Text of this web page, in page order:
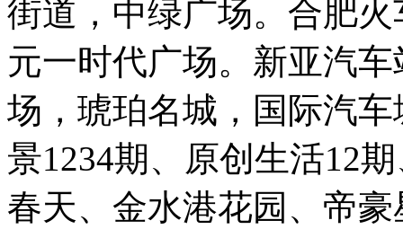
街道，中绿广场。合肥
元一时代广场。新亚汽
场，琥珀名城，国际汽
景1234期、原创生活12
春天、金水港花园、帝